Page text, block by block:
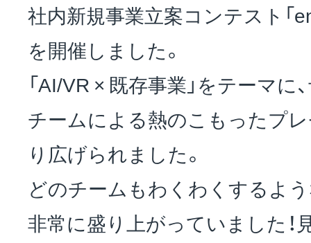
EVENT
アクセス
社内新規事業立案コンテスト「
を開催しました。
「AI/VR × 既存事業」をテーマ
チームによる熱のこもったプ
り広げられました。
どのチームもわくわくするよ
非常に盛り上がっていました！